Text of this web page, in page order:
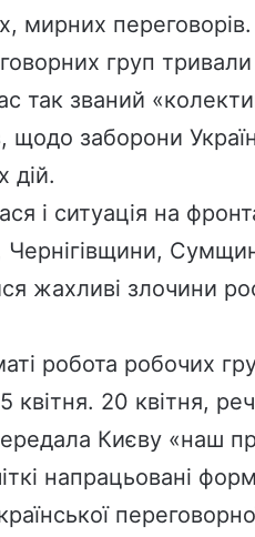
мирних переговорів.
груп
так званий
щодо заборони
дій.
і ситуація на
Чернігівщини,
жахливі злочини
робота робочих
квітня. 20 квітня,
Києву «наш
напрацьовані